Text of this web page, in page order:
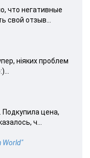
что негативные
свой отзыв...
ніяких проблем
Подкупила цена,
ч...
World"